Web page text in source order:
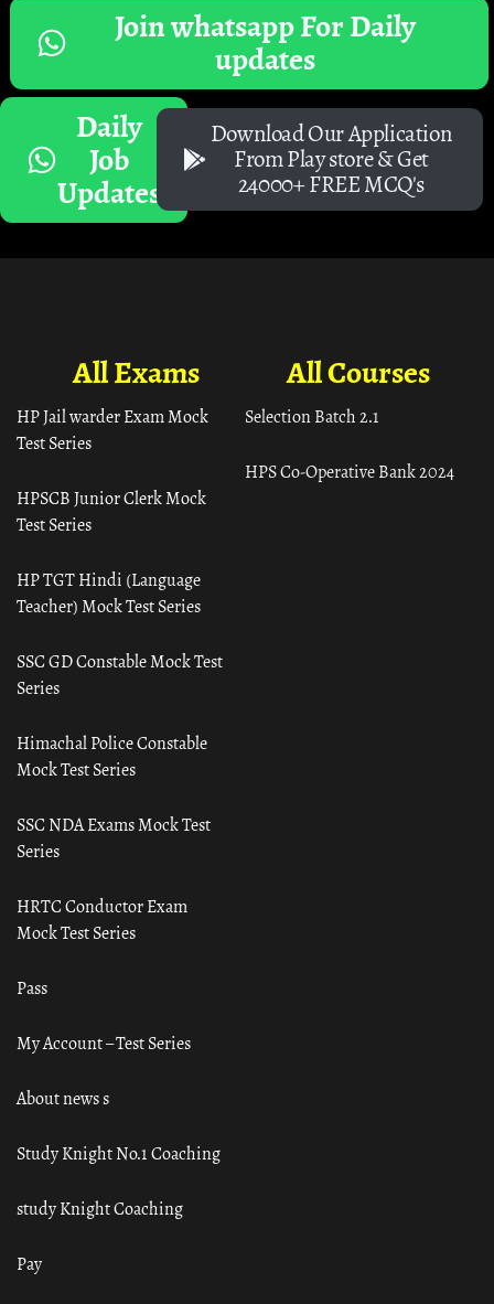
Join whatsapp For Daily
updates
Daily
Job
Updates
Download Our Application
From Play store & Get
24000+ FREE MCQ's
All Courses
Selection Batch 2.1
HPS Co-Operative Bank 2024
All Exams
HP Jail warder Exam Mock
Test Series
HPSCB Junior Clerk Mock
Test Series
HP TGT Hindi (Language
Teacher) Mock Test Series
SSC GD Constable Mock Test
Series
Himachal Police Constable
Mock Test Series
SSC NDA Exams Mock Test
Series
HRTC Conductor Exam
Mock Test Series
Pass
My Account – Test Series
About news s
Study Knight No.1 Coaching
study Knight Coaching
Pay